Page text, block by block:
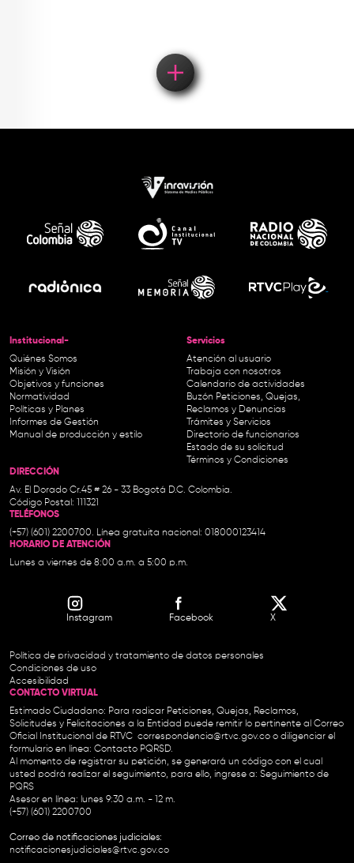
Institucional-
Quiénes Somos
Misión y Visión
Objetivos y funciones
Normatividad
Políticas y Planes
Informes de Gestión
Manual de producción y estilo
Servicios
Atención al usuario
Trabaja con nosotros
Calendario de actividades
Buzón Peticiones, Quejas,
Reclamos y Denuncias
Trámites y Servicios
Directorio de funcionarios
Estado de su solicitud
Términos y Condiciones
DIRECCIÓN
Av. El Dorado Cr.45 # 26 - 33 Bogotá D.C. Colombia.
Código Postal: 111321
TELÉFONOS
(+57) (601) 2200700. Línea gratuita nacional: 018000123414
HORARIO DE ATENCIÓN
Lunes a viernes de 8:00 a.m. a 5:00 p.m.
Instagram Facebook X
Política de privacidad y tratamiento de datos personales
Condiciones de uso
Accesibilidad
CONTACTO VIRTUAL
Estimado Ciudadano: Para radicar Peticiones, Quejas, Reclamos,
Solicitudes y Felicitaciones a la Entidad puede remitir lo pertinente al Correo
Oficial Institucional de RTVC correspondencia@rtvc.gov.co o diligenciar el
formulario en línea: Contacto PQRSD.
Al momento de registrar su petición, se generará un código con el cual
usted podrá realizar el seguimiento, para ello, ingrese a: Seguimiento de
PQRS
Asesor en línea: lunes 9:30 a.m. - 12 m.
(+57) (601) 2200700
Correo de notificaciones judiciales:
notificacionesjudiciales@rtvc.gov.co